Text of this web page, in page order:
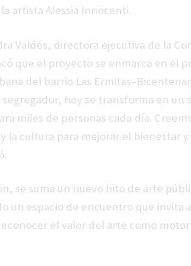
artista Alessia Innocenti.
Valdés, directora ejecutiva de la
que el proyecto se enmarca en el
del barrio Las
hoy se transforma en un
miles de personas cada día.
la cultura para mejorar el bienestar
se suma un nuevo hito de arte
un espacio de encuentro que invita
el valor del arte como